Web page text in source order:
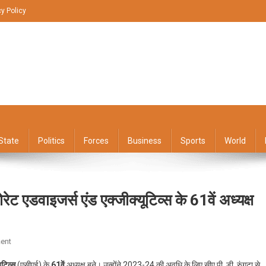
Policy
Politics Forces Business Sports World
एडवाइजर्स एंड एक्जीक्यूटिव्स के 61वें अध्यक्ष
On